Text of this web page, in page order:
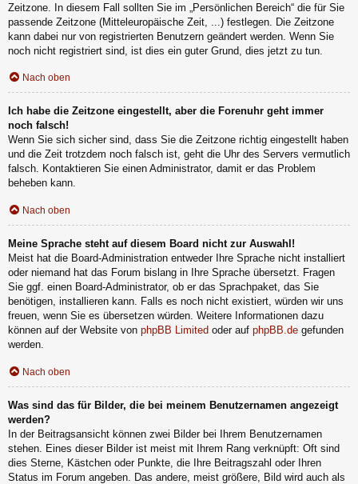
Zeitzone. In diesem Fall sollten Sie im „Persönlichen Bereich“ die für Sie
passende Zeitzone (Mitteleuropäische Zeit, ...) festlegen. Die Zeitzone
kann dabei nur von registrierten Benutzern geändert werden. Wenn Sie
noch nicht registriert sind, ist dies ein guter Grund, dies jetzt zu tun.
Nach oben
Ich habe die Zeitzone eingestellt, aber die Forenuhr geht immer
noch falsch!
Wenn Sie sich sicher sind, dass Sie die Zeitzone richtig eingestellt haben
und die Zeit trotzdem noch falsch ist, geht die Uhr des Servers vermutlich
falsch. Kontaktieren Sie einen Administrator, damit er das Problem
beheben kann.
Nach oben
Meine Sprache steht auf diesem Board nicht zur Auswahl!
Meist hat die Board-Administration entweder Ihre Sprache nicht installiert
oder niemand hat das Forum bislang in Ihre Sprache übersetzt. Fragen
Sie ggf. einen Board-Administrator, ob er das Sprachpaket, das Sie
benötigen, installieren kann. Falls es noch nicht existiert, würden wir uns
freuen, wenn Sie es übersetzen würden. Weitere Informationen dazu
können auf der Website von phpBB Limited oder auf phpBB.de gefunden
werden.
Nach oben
Was sind das für Bilder, die bei meinem Benutzernamen angezeigt
werden?
In der Beitragsansicht können zwei Bilder bei Ihrem Benutzernamen
stehen. Eines dieser Bilder ist meist mit Ihrem Rang verknüpft: Oft sind
dies Sterne, Kästchen oder Punkte, die Ihre Beitragszahl oder Ihren
Status im Forum angeben. Das andere, meist größere, Bild wird auch als